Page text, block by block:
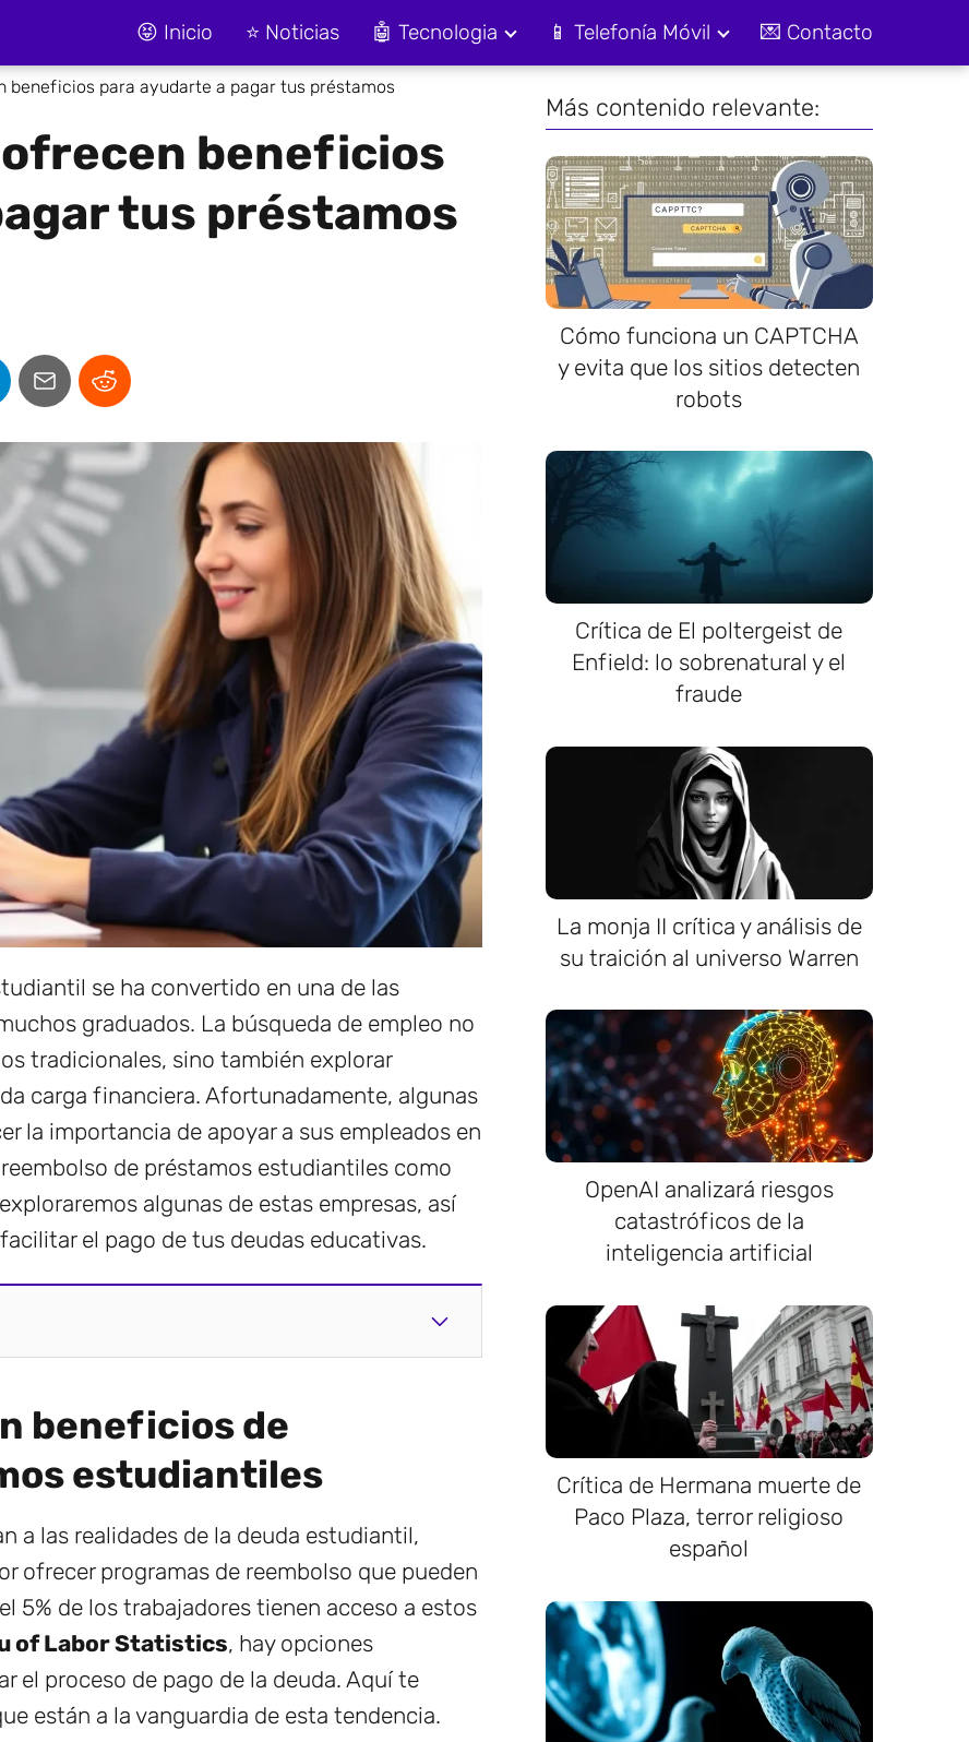
😝 Inicio ⭐ Noticias 🤖 Tecnologia 📱 Telefonía Móvil 💌 Contacto
beneficios para ayudarte a pagar tus préstamos
beneficios
tus préstamos
se ha convertido en una de las
graduados. La búsqueda de empleo no
tradicionales, sino también explorar
carga financiera. Afortunadamente, algunas
la importancia de apoyar a sus empleados en
de préstamos estudiantiles como
algunas de estas empresas, así
el pago de tus deudas educativas.
beneficios de
estudiantiles
a las realidades de la deuda estudiantil,
ofrecer programas de reembolso que pueden
5% de los trabajadores tienen acceso a estos
of Labor Statistics, hay opciones
el proceso de pago de la deuda. Aquí te
están a la vanguardia de esta tendencia.
Más contenido relevante:
Cómo funciona un CAPTCHA
y evita que los sitios detecten
robots
Crítica de El poltergeist de
Enfield: lo sobrenatural y el
fraude
La monja II crítica y análisis de
su traición al universo Warren
OpenAI analizará riesgos
catastróficos de la
inteligencia artificial
Crítica de Hermana muerte de
Paco Plaza, terror religioso
español